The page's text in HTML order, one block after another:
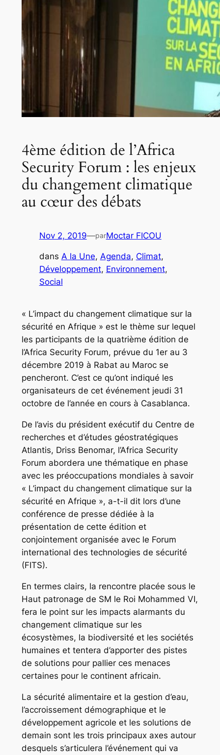
4ème édition de l’Africa
Security Forum : les enjeux
du changement climatique
au cœur des débats
Nov 2, 2019—parMoctar FICOU
dans A la Une, Agenda, Climat
Développement, Environnement
Social
« L’impact du changement climatique sur la
sécurité en Afrique » est le thème sur lequel
les participants de la quatrième édition de
l’Africa Security Forum, prévue du 1er au 3
décembre 2019 à Rabat au Maroc se
pencheront. C’est ce qu’ont indiqué les
organisateurs de cet événement jeudi 31
octobre de l’année en cours à Casablanca.
De l’avis du président exécutif du Centre de
recherches et d’études géostratégiques
Atlantis, Driss Benomar, l’Africa Security
Forum abordera une thématique en phase
avec les préoccupations mondiales à savoir
« L’impact du changement climatique sur la
sécurité en Afrique », a-t-il dit lors d’une
conférence de presse dédiée à la
présentation de cette édition et
conjointement organisée avec le Forum
international des technologies de sécurité
(FITS).
En termes clairs, la rencontre placée sous le
Haut patronage de SM le Roi Mohammed VI,
fera le point sur les impacts alarmants du
changement climatique sur les
écosystèmes, la biodiversité et les sociétés
humaines et tentera d’apporter des pistes
de solutions pour pallier ces menaces
certaines pour le continent africain.
La sécurité alimentaire et la gestion d’eau,
l’accroissement démographique et le
développement agricole et les solutions de
demain sont les trois principaux axes autour
desquels s’articulera l’événement qui va